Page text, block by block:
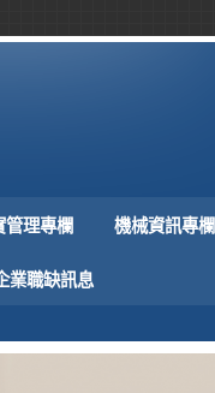
管理專欄 機械資訊專欄
業職缺訊息